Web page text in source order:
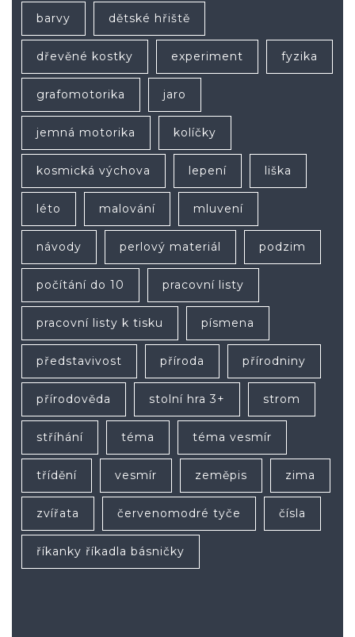
barvy dětské hřiště
dřevěné kostky experiment fyzika
grafomotorika jaro
jemná motorika kolíčky
kosmická výchova lepení liška
léto malování mluvení
návody perlový materiál podzim
počítání do 10 pracovní listy
pracovní listy k tisku písmena
představivost příroda přírodniny
přírodověda stolní hra 3+ strom
stříhání téma téma vesmír
třídění vesmír zeměpis zima
zvířata červenomodré tyče čísla
říkanky říkadla básničky